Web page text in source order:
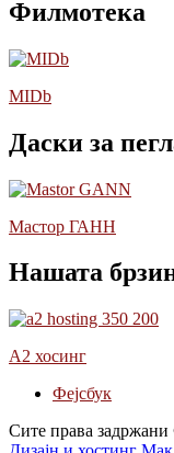
Филмотека
MIDb
Даски за
Мастор ГАНН
Нашата
А2 хосинг
Фејсбук
Сите права